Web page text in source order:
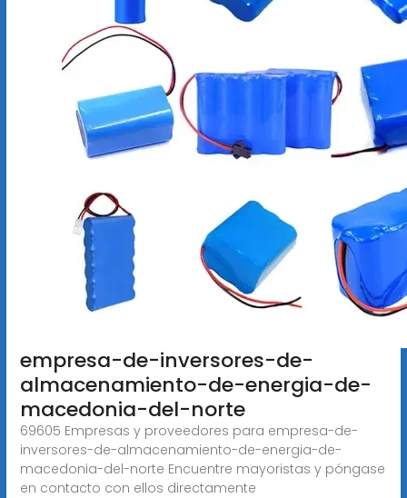
empresa-de-inversores-de-
almacenamiento-de-energia-de-
macedonia-del-norte
69605 Empresas y proveedores para empresa-de-
inversores-de-almacenamiento-de-energia-de-
macedonia-del-norte Encuentre mayoristas y póngase
en contacto con ellos directamente